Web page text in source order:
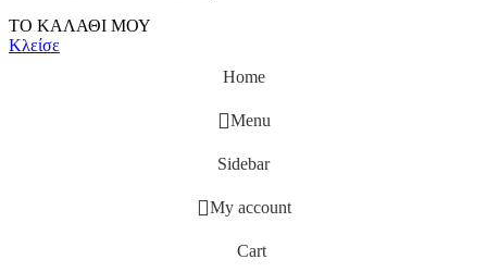
ΤΟ ΚΑΛΑΘΙ ΜΟΥ
Κλείσε
Home
Menu
Sidebar
My account
Cart